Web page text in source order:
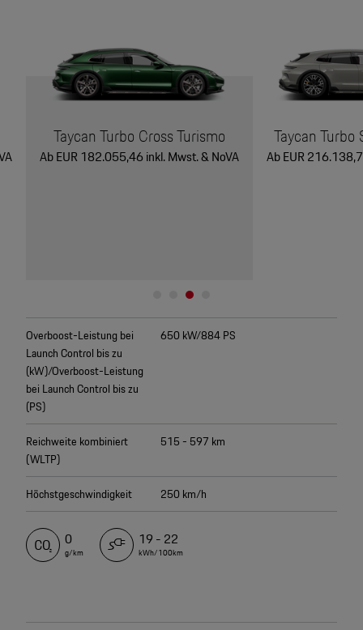
Taycan Turbo Cross Turismo
Ab EUR 182.055,46 inkl. Mwst. & NoVA
Taycan Turbo
Ab EUR
650 kW/884 PS
Overboost-Leistung bei
Launch Control bis zu
(kW)/Overboost-Leistung
bei Launch Control bis zu
(PS)
515 - 597 km
Reichweite kombiniert
(WLTP)
250 km/h
Höchstgeschwindigkeit
0
g/km
19 - 22
kWh/100km